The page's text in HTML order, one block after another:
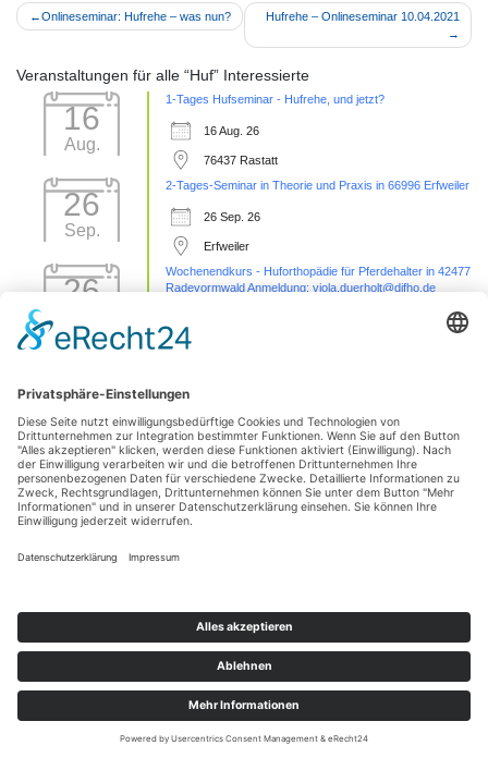
Beitragsnavigation
Onlineseminar: Hufrehe – was nun? Hufrehe – Onlineseminar 10.04.2021
Veranstaltungen für alle “Huf” Interessierte
16
Aug.
1-Tages Hufseminar - Hufrehe, und jetzt?
16 Aug. 26
76437 Rastatt
26
Sep.
2-Tages-Seminar in Theorie und Praxis in 66996 Erfweiler
26 Sep. 26
Erfweiler
26
Wochenendkurs - Huforthopädie für Pferdehalter in 42477
Radevormwald Anmeldung: viola.duerholt@difho.de
11
Okt.
Karpal/Sprunggelenk bis Huf)
11 Okt. 26
Burgstetten
01
Nov.
1 Tages Hufseminar-Sezieren16727 Velten - mit Michelle
Yakobi Anmeldung: unter info@difho.de
Impressum
Die Huforthopädie Schule |Bootstrap-Theme für WordPress